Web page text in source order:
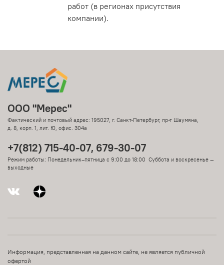
работ (в регионах присутствия
компании).
ООО "Мерес"
Фактический и почтовый адрес: 195027, г. Санкт-Петербург, пр-т Шаумяна,
д. 8, корп. 1, лит. Ю, офис. 304а
+7(812) 715-40-07, 679-30-07
Режим работы: Понедельник–пятница с 9:00 до 18:00 Суббота и воскресенье —
выходные
Информация, представленная на данном сайте, не является публичной
офертой